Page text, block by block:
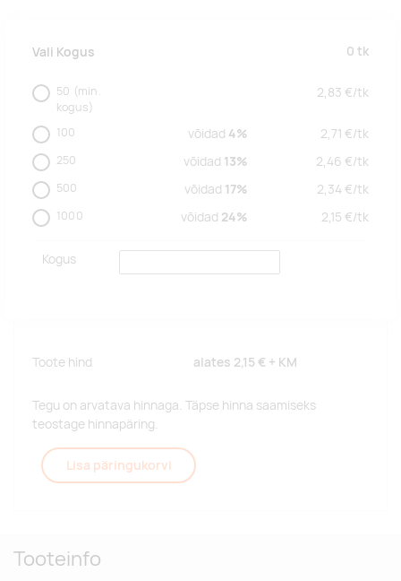
Vali Kogus 0 tk
50 (min.
kogus)
2,83 €/tk
100 võidad 4% 2,71 €/tk
250 võidad 13% 2,46 €/tk
500 võidad 17% 2,34 €/tk
1000 võidad 24% 2,15 €/tk
Kogus
Toote hind alates 2,15 € + KM
Tegu on arvatava hinnaga. Täpse hinna saamiseks
teostage hinnapäring.
Lisa päringukorvi
Tooteinfo